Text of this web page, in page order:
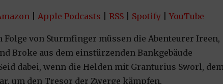
Apple Podcasts RSS Spotify |YouTube
Folge von Sturmfinger müssen die Abenteurer Ireen,
Broke aus dem einstürzenden Bankgebäude
dabei, wenn die Helden mit Granturius Sworl, dem
um den Tresor der Zwerge kämpfen.